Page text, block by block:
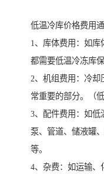
低温冷库价格费用
1、库体费用：如
都需要低温冷冻库保
2、机组费用：冷
常重要的部分。（
3、配件费用：如低
泵、管道、储液罐
等。
4、杂费：如运输、